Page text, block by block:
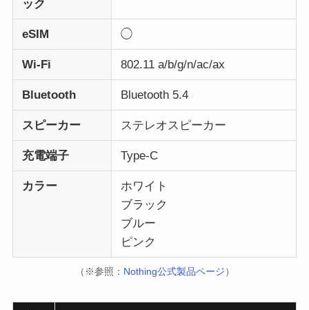
ック
eSIM ◯
Wi-Fi 802.11 a/b/g/n/ac/ax
Bluetooth Bluetooth 5.4
スピーカー ステレオスピーカー
充電端子 Type-C
カラー
ホワイト
ブラック
ブルー
ピンク
（※参照： Nothing公式製品ページ ）